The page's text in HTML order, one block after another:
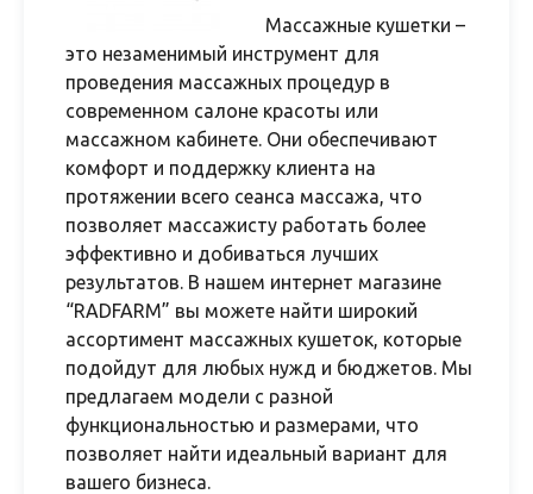
Массажные кушетки –
это незаменимый инструмент для
проведения массажных процедур в
современном салоне красоты или
массажном кабинете. Они обеспечивают
комфорт и поддержку клиента на
протяжении всего сеанса массажа, что
позволяет массажисту работать более
эффективно и добиваться лучших
результатов. В нашем интернет магазине
“RADFARM” вы можете найти широкий
ассортимент массажных кушеток, которые
подойдут для любых нужд и бюджетов. Мы
предлагаем модели с разной
функциональностью и размерами, что
позволяет найти идеальный вариант для
вашего бизнеса.